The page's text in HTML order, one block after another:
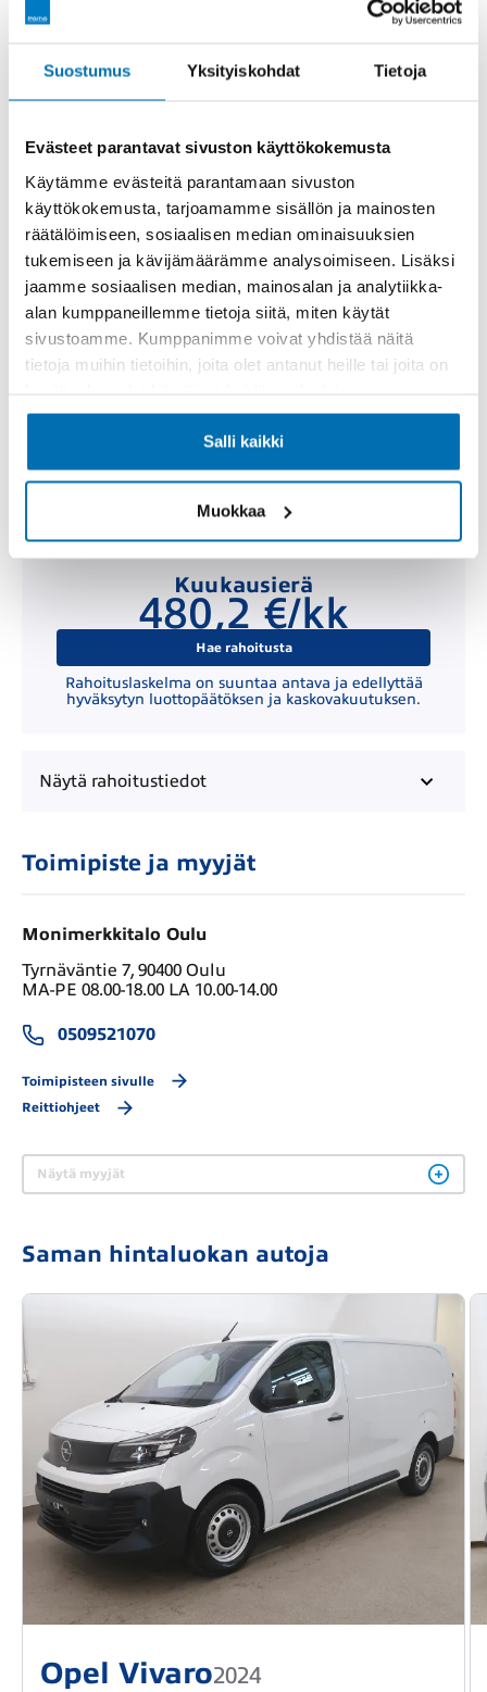
Suostumus Yksityiskohdat Tietoja
Evästeet parantavat sivuston käyttökokemusta
Käytämme evästeitä parantamaan sivuston
käyttökokemusta, tarjoamamme sisällön ja mainosten
räätälöimiseen, sosiaalisen median ominaisuuksien
tukemiseen ja kävijämäärämme analysoimiseen. Lisäksi
jaamme sosiaalisen median, mainosalan ja analytiikka-
alan kumppaneillemme tietoja siitä, miten käytät
sivustoamme. Kumppanimme voivat yhdistää näitä
tietoja muihin tietoihin, joita olet antanut heille tai joita on
Salli kaikki
Muokkaa
Rahoitusaika (kk)
Käsiraha tai vaihtoauto (€)
Kuukausierä
480,2 €/kk
Hae rahoitusta
Rahoituslaskelma on suuntaa antava ja edellyttää
hyväksytyn luottopäätöksen ja kaskovakuutuksen.
Näytä rahoitustiedot
Toimipiste ja myyjät
Monimerkkitalo Oulu
Tyrnäväntie 7, 90400 Oulu
MA-PE 08.00-18.00 LA 10.00-14.00
0509521070
Toimipisteen sivulle
Reittiohjeet
Näytä myyjät
Saman hintaluokan autoja
Opel Vivaro2024